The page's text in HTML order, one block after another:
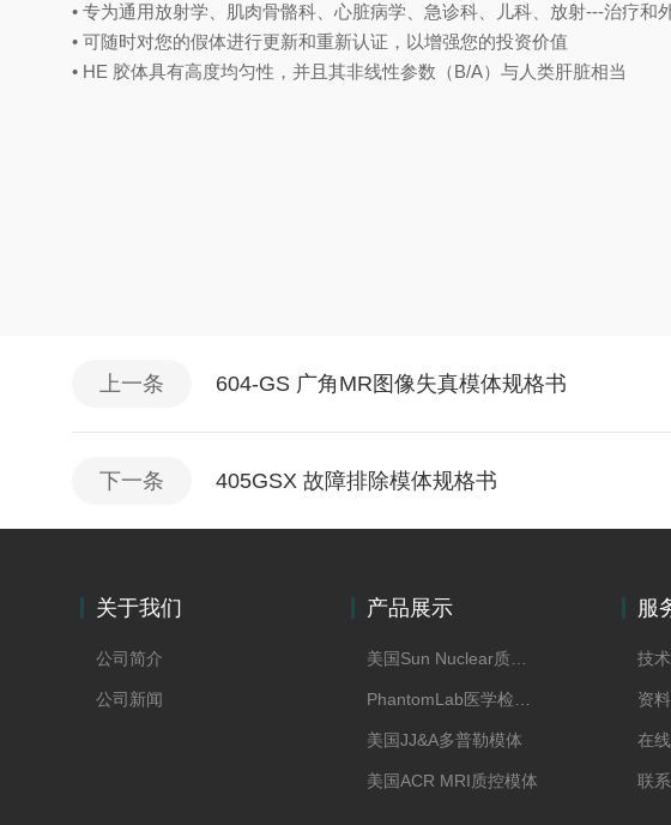
• 专为通用放射学、肌肉骨骼科、心脏病学、急诊科、儿科、放射---治疗
• 可随时对您的假体进行更新和重新认证，以增强您的投资价值
• HE 胶体具有高度均匀性，并且其非线性参数（B/A）与人类肝脏相当
上一条 604-GS 广角MR图像失真模体规格书
下一条 405GSX 故障排除模体规格书
关于我们
公司简介
公司新闻
产品展示
美国JJ&A多普勒模体
美国ACR MRI质控模体
服
技
资
在
联